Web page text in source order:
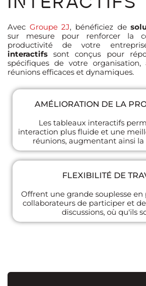
Avec Groupe 2J, bénéficiez de
sur mesure pour renforcer la
productivité de votre
interactifs sont conçus pour
spécifiques de votre organisation,
réunions efficaces et dynamiques.
AMÉLIORATION DE LA
Les tableaux interactifs
interaction plus fluide et une
réunions, augmentant ainsi
FLEXIBILITÉ DE
Offrent une grande souplesse
collaborateurs de participer et
discussions, où qu'ils